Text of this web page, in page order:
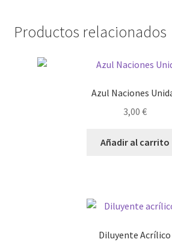
Productos relacionados
Azul Naciones
3,00 €
Añadir al carrito
Diluyente Acrílico